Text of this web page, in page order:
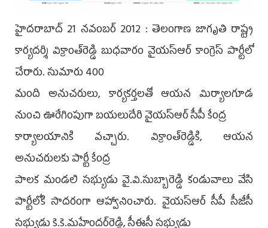
హైదరాబాద్ 21 నవంబర్ 2012 : తెలంగాణ జాగృతి రాష్ట్ర
కార్యదర్శి విక్రాంత్‌రెడ్డి బుధవారం వైయస్ఆర్ కాంగ్రెస్‌ పార్టీలో
చేరారు. సుమారు 400
మంది అనుచరులు, కార్యకర్తలతో ఆయన మిర్యాలగూడ
నుంచి ఊరేగింపుగా బయలుదేరి వైయస్ఆర్ సీపీ కేంద్ర
కార్యాలయానికి వచ్చారు. విక్రాంత్‌రెడ్డికి, ఆయన
అనుచరులకు పార్టీ కేంద్ర
పాలక మండలి సభ్యుడు వై.వి.సుబ్బారెడ్డి కండువాలు వేసి
పార్టీలోకి సాదరంగా ఆహ్వానించారు. వైయస్ఆర్ సీపీ సీజీసీ